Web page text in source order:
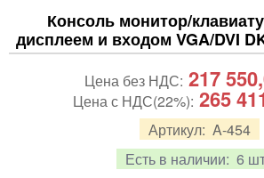
Консоль монитор/
дисплеем и входом VGA/DVI
Артикул: A-454
Есть в наличии: 6
Цена без НДС: 217
Цена с НДС(22%): 265